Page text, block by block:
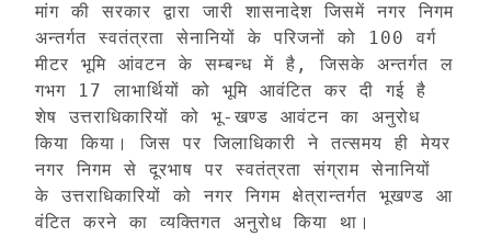
मांग की सरकार द्वारा जारी शासनादेश जिसमें नगर निगम
अन्तर्गत स्वतंत्रता सेनानियों के परिजनों को 100 वर्ग
मीटर भूमि आंवटन के सम्बन्ध में है, जिसके अन्तर्गत ल
गभग 17 लाभार्थियों को भूमि आवंटित कर दी गई है
शेष उत्तराधिकारियों को भू-खण्ड आवंटन का अनुरोध
किया किया। जिस पर जिलाधिकारी ने तत्समय ही मेयर
नगर निगम से दूरभाष पर स्वतंत्रता संग्राम सेनानियों
के उत्तराधिकारियों को नगर निगम क्षेत्रान्तर्गत भूखण्ड आ
वंटित करने का व्यक्तिगत अनुरोध किया था।